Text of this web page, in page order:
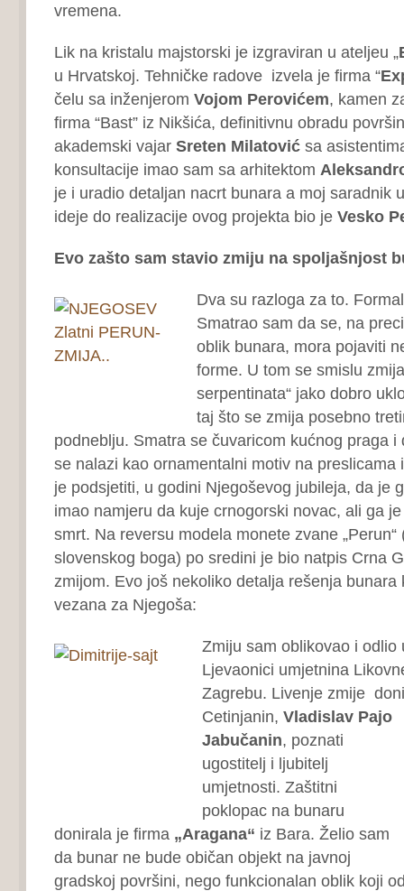
vremena.
Lik na kristalu majstorski je izgraviran u ateljeu „
u Hrvatskoj. Tehničke radove izvela je firma “
čelu sa inženjerom Vojom Perovićem, kamen
firma “Bast” iz Nikšića, definitivnu obradu
akademski vajar Sreten Milatovićsa
konsultacije imao sam sa arhitektom
je i uradio detaljan nacrt bunara a moj saradnik
ideje do realizacije ovog projekta bio je Vesko
Evo zašto sam stavio zmiju na spoljašnjost
Dva su razloga za to.
Smatrao sam da se, na
oblik bunara, mora pojaviti
forme. U tom se smislu
serpentinata“ jako dobro
taj što se zmija posebno
podneblju. Smatra se čuvaricom kućnog praga i
se nalazi kao ornamentalni motiv na preslicama
je podsjetiti, u godini Njegoševog jubileja, da je
imao namjeru da kuje crnogorski novac, ali ga
smrt. Na reversu modela monete zvane „Perun“
slovenskog boga) po sredini je bio natpis Crna
zmijom. Evo još nekoliko detalja rešenja bunara
vezana za Njegoša:
Zmiju sam oblikovao i odlio
Ljevaonici umjetnina
Zagrebu. Livenje zmije
Cetinjanin, Vladislav Pajo
Jabučanin, poznati
ugostitelj i ljubitelj
umjetnosti. Zaštitni
poklopac na bunaru
donirala je firma „Aragana“ iz Bara. Želio sam
da bunar ne bude običan objekt na javnoj
gradskoj površini, nego funkcionalan oblik koji